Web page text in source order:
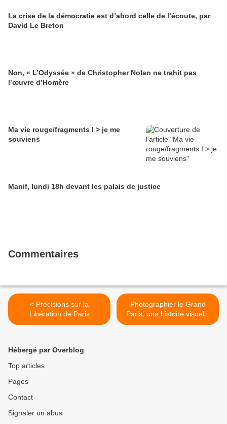
La crise de la démocratie est d’abord celle de l’écoute, par
David Le Breton
Non, « L’Odyssée » de Christopher Nolan ne trahit pas
l’œuvre d’Homère
Ma vie rouge/fragments I > je me
souviens
Manif, lundi 18h devant les palais de justice
Commentaires
< Précisions sur la
Libération de Paris
Photographier le Grand
Paris, une histoire visuelle
du changement
Hébergé par Overblog
Top articles
Pages
Contact
Signaler un abus